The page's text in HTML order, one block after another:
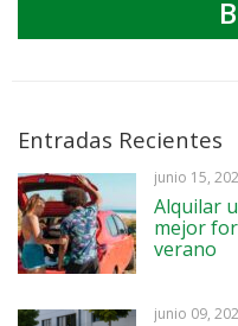
Entradas Recientes
junio 15,
Alquilar
mejor
verano
junio 09,